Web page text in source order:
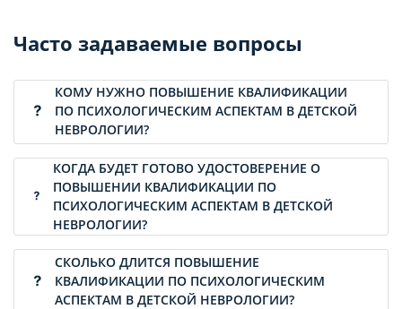
Часто задаваемые вопросы
КОМУ НУЖНО ПОВЫШЕНИЕ КВАЛИФИКАЦИИ
ПО ПСИХОЛОГИЧЕСКИМ АСПЕКТАМ В ДЕТСКОЙ
НЕВРОЛОГИИ?
КОГДА БУДЕТ ГОТОВО УДОСТОВЕРЕНИЕ О
ПОВЫШЕНИИ КВАЛИФИКАЦИИ ПО
ПСИХОЛОГИЧЕСКИМ АСПЕКТАМ В ДЕТСКОЙ
НЕВРОЛОГИИ?
СКОЛЬКО ДЛИТСЯ ПОВЫШЕНИЕ
КВАЛИФИКАЦИИ ПО ПСИХОЛОГИЧЕСКИМ
АСПЕКТАМ В ДЕТСКОЙ НЕВРОЛОГИИ?